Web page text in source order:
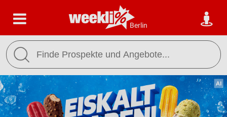
Berlin